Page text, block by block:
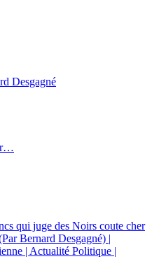
Desgagné
qui juge des Noirs coute cher
Bernard Desgagné) |
| Actualité Politique |